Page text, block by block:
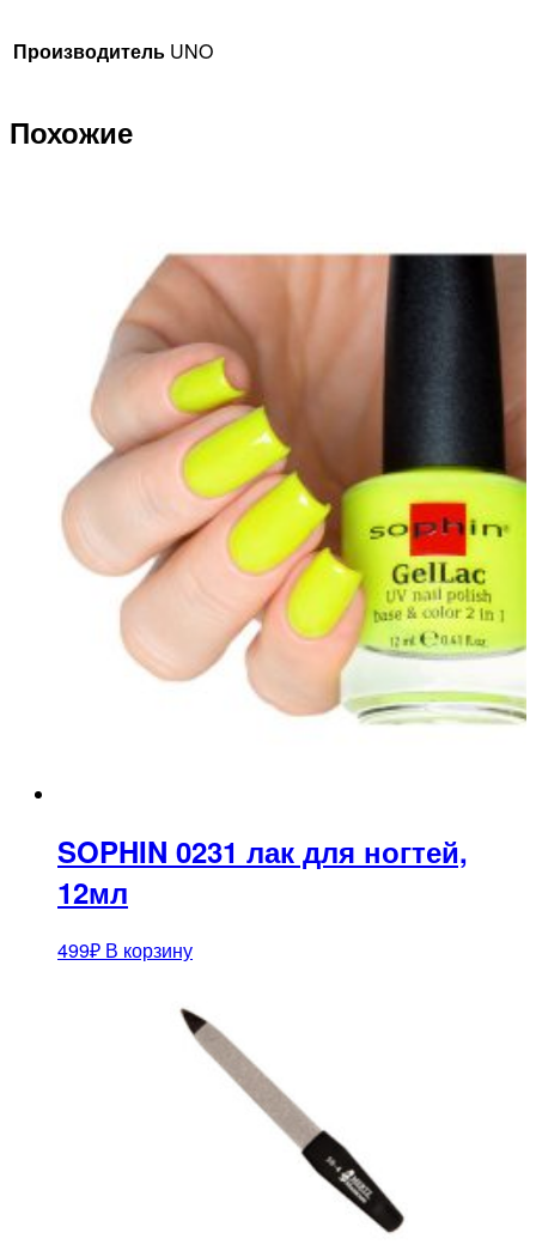
Производитель UNO
Похожие
SOPHIN 0231 лак для ногтей,
12мл
499₽ В корзину